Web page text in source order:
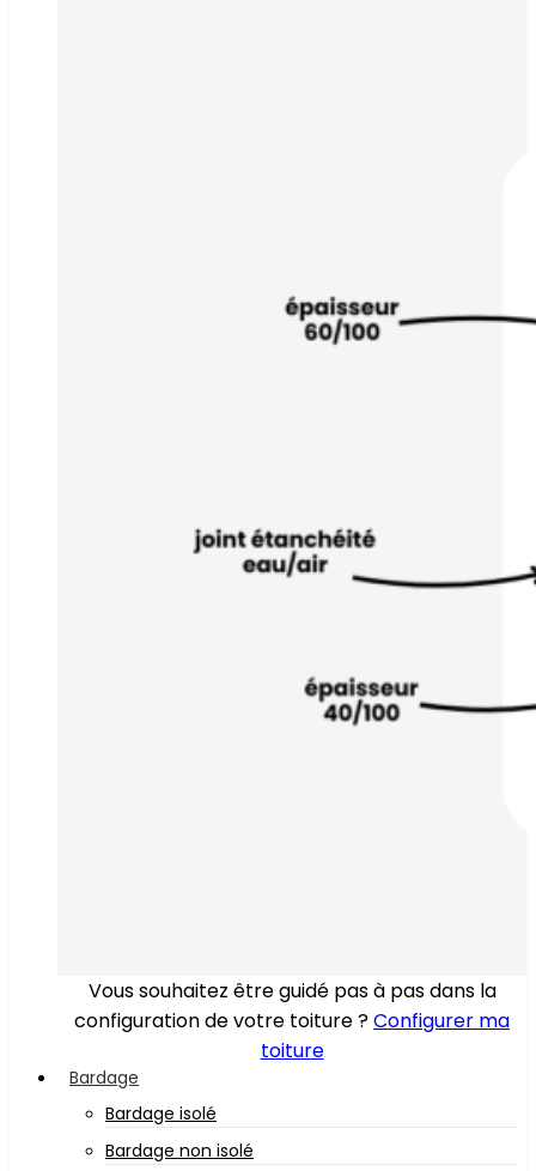
Vous souhaitez être guidé pas à pas dans la
configuration de votre toiture ?Configurer ma
toiture
Bardage
Bardage isolé
Bardage non isolé